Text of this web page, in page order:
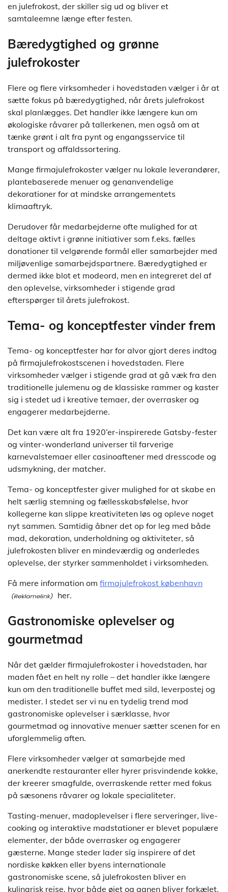
en julefrokost, der skiller sig ud og bliver et
samtaleemne længe efter festen.
Bæredygtighed og grønne
julefrokoster
Flere og flere virksomheder i hovedstaden vælger i år at
sætte fokus på bæredygtighed, når årets julefrokost
skal planlægges. Det handler ikke længere kun om
økologiske råvarer på tallerkenen, men også om at
tænke grønt i alt fra pynt og engangsservice til
transport og affaldssortering.
Mange firmajulefrokoster vælger nu lokale leverandører,
plantebaserede menuer og genanvendelige
dekorationer for at mindske arrangementets
klimaaftryk.
Derudover får medarbejderne ofte mulighed for at
deltage aktivt i grønne initiativer som f.eks. fælles
donationer til velgørende formål eller samarbejder med
miljøvenlige samarbejdspartnere. Bæredygtighed er
dermed ikke blot et modeord, men en integreret del af
den oplevelse, virksomheder i stigende grad
efterspørger til årets julefrokost.
Tema- og konceptfester vinder frem
Tema- og konceptfester har for alvor gjort deres indtog
på firmajulefrokostscenen i hovedstaden. Flere
virksomheder vælger i stigende grad at gå væk fra den
traditionelle julemenu og de klassiske rammer og kaster
sig i stedet ud i kreative temaer, der overrasker og
engagerer medarbejderne.
Det kan være alt fra 1920’er-inspirerede Gatsby-fester
og vinter-wonderland universer til farverige
karnevalstemaer eller casinoaftener med dresscode og
udsmykning, der matcher.
Tema- og konceptfester giver mulighed for at skabe en
helt særlig stemning og fællesskabsfølelse, hvor
kollegerne kan slippe kreativiteten løs og opleve noget
nyt sammen. Samtidig åbner det op for leg med både
mad, dekoration, underholdning og aktiviteter, så
julefrokosten bliver en mindeværdig og anderledes
oplevelse, der styrker sammenholdet i virksomheden.
Få mere information om firmajulefrokost københavn
her.
Gastronomiske oplevelser og
gourmetmad
Når det gælder firmajulefrokoster i hovedstaden, har
maden fået en helt ny rolle – det handler ikke længere
kun om den traditionelle buffet med sild, leverpostej og
medister. I stedet ser vi nu en tydelig trend mod
gastronomiske oplevelser i særklasse, hvor
gourmetmad og innovative menuer sætter scenen for en
uforglemmelig aften.
Flere virksomheder vælger at samarbejde med
anerkendte restauranter eller hyrer prisvindende kokke,
der kreerer smagfulde, overraskende retter med fokus
på sæsonens råvarer og lokale specialiteter.
Tasting-menuer, madoplevelser i flere serveringer, live-
cooking og interaktive madstationer er blevet populære
elementer, der både overrasker og engagerer
gæsterne. Mange steder lader sig inspirere af det
nordiske køkken eller byens internationale
gastronomiske scene, så julefrokosten bliver en
kulinarisk rejse, hvor både øjet og ganen bliver forkælet.